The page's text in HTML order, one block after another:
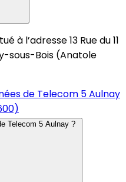
à l’adresse 13 Rue du 11
sous-Bois (Anatole
de Telecom 5 Aulnay
Telecom 5 Aulnay ?